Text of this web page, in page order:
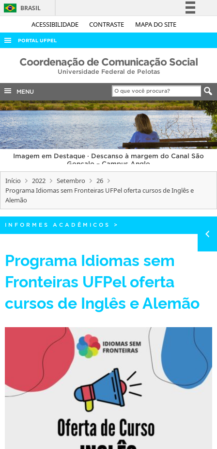
ACESSIBILIDADE CONTRASTE MAPA DO SITE
BRASIL
Simplifique!
Acesso à informação
Legislação
Canais
PORTAL UFPEL
ACESSO À INFORMAÇÃO
COBALTO
CONCURSOS
EDITAIS
INTERNACIONAL
OUVIDORIA
PORTARIAS
TELEFONES
Coordenação de Comunicação Social
Universidade Federal de Pelotas
MENU
Imagem em Destaque · Descanso à margem do Canal São
Gonçalo – Campus Anglo
Início 2022 Setembro
26
Programa Idiomas sem Fronteiras UFPel oferta cursos de Inglês e
Alemão
INFORMES ACADÊMICOS >
Programa Idiomas sem
Fronteiras UFPel oferta
cursos de Inglês e Alemão